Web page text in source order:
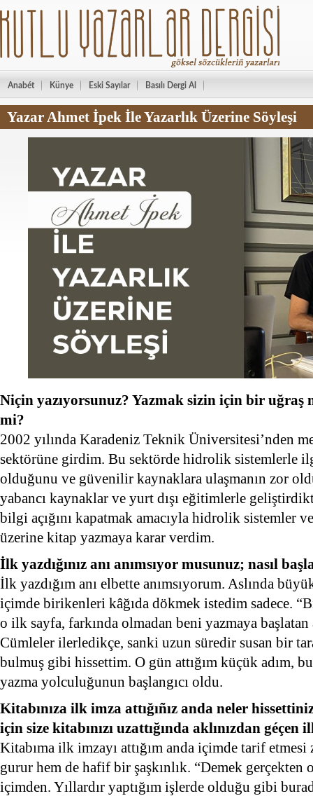
Anabét Künye Eski Sayılar Basılı Dergi Al
Yazar Ahmet İpek İle Yazarlık Üzerine Söyleşi
Niçin yazıyorsunuz? Yazmak sizin için bir uğraş
mi?
2002 yılında Karadeniz Teknik Üniversitesi’nden
sektörüne girdim. Bu sektörde hidrolik sistemlerle
olduğunu ve güvenilir kaynaklara ulaşmanın zor
yabancı kaynaklar ve yurt dışı eğitimlerle
bilgi açığını kapatmak amacıyla hidrolik sistemler
üzerine kitap yazmaya karar verdim.
İlk yazdığınız anı anımsıyor musunuz; nasıl
İlk yazdığım anı elbette anımsıyorum. Aslında
içimde birikenleri kâğıda dökmek istedim sadece.
o ilk sayfa, farkında olmadan beni yazmaya başlatan
Cümleler ilerledikçe, sanki uzun süredir susan bir
bulmuş gibi hissettim. O gün attığım küçük adım,
yazma yolculuğunun başlangıcı oldu.
Kitabınıza ilk imza attığıñız anda neler
için size kitabınızı uzattığında aklınızdan
Kitabıma ilk imzayı attığım anda içimde tarif
gurur hem de hafif bir şaşkınlık. “Demek gerçekten
içimden. Yıllardır yaptığım işlerde olduğu gibi